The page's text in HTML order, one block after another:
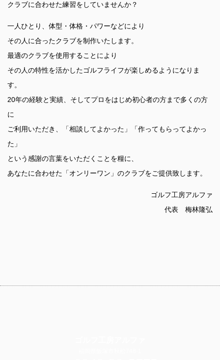
クラブに合わせた練習をしていませんか？
一人ひとり、体型・体格・パワーなどにより
その人に合ったクラブを制作いたします。
最適のクラブを使用することにより
その人の特性を活かしたゴルフライフが楽しめるようになりま
す。
20年の経験と実績、そしてプロをはじめ初心者の方まで多くの方
に
ご利用いただき、「相談してよかった」「作ってもらってよかっ
た」
という感謝の言葉をいただくことを糧に、
あなたに合わせた「オンリーワン」のクラブをご提供致します。
ゴルフ工房アルファ
代表 梅林隆弘